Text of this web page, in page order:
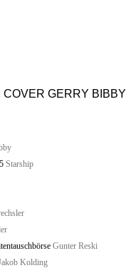
COVER GERRY BIBBY
Starship
Gunter Reski
Kolding